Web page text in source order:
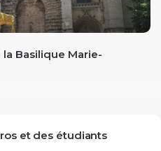
Basilique Marie-
et des étudiants